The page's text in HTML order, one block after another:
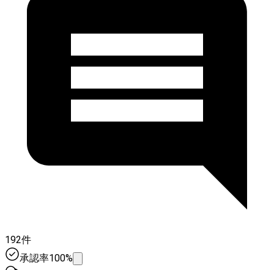
192件
承認率100%